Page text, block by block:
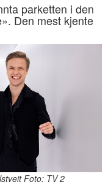
parketten i den
Den mest kjente
Foto: TV 2